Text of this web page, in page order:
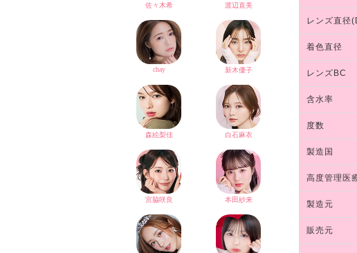
レンズ直径
着色直径
レンズBC
含水率
度数
製造国
高度管理医
製造元
販売元